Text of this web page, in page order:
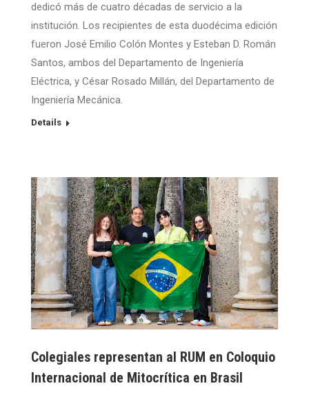
dedicó más de cuatro décadas de servicio a la
institución. Los recipientes de esta duodécima edición
fueron José Emilio Colón Montes y Esteban D. Román
Santos, ambos del Departamento de Ingeniería
Eléctrica, y César Rosado Millán, del Departamento de
Ingeniería Mecánica.
Details
Colegiales representan al RUM en Coloquio
Internacional de Mitocrítica en Brasil